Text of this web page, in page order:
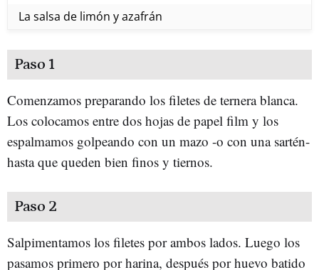
La salsa de limón y azafrán
Paso 1
Comenzamos preparando los filetes de ternera blanca.
Los colocamos entre dos hojas de papel film y los
espalmamos golpeando con un mazo -o con una sartén-
hasta que queden bien finos y tiernos.
Paso 2
Salpimentamos los filetes por ambos lados. Luego los
pasamos primero por harina, después por huevo batido